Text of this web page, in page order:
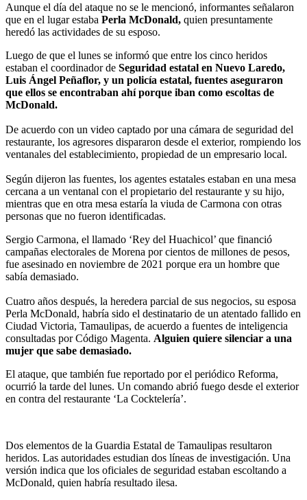
Aunque el día del ataque no se le mencionó, informantes señalaron
que en el lugar estaba Perla McDonald, quien presuntamente
heredó las actividades de su esposo.
Luego de que el lunes se informó que entre los cinco heridos
estaban el coordinador de Seguridad estatal en Nuevo Laredo,
Luis Ángel Peñaflor, y un policía estatal, fuentes aseguraron
que ellos se encontraban ahí porque iban como escoltas de
McDonald.
De acuerdo con un video captado por una cámara de seguridad del
restaurante, los agresores dispararon desde el exterior, rompiendo los
ventanales del establecimiento, propiedad de un empresario local.
Según dijeron las fuentes, los agentes estatales estaban en una mesa
cercana a un ventanal con el propietario del restaurante y su hijo,
mientras que en otra mesa estaría la viuda de Carmona con otras
personas que no fueron identificadas.
Sergio Carmona, el llamado ‘Rey del Huachicol’ que financió
campañas electorales de Morena por cientos de millones de pesos,
fue asesinado en noviembre de 2021 porque era un hombre que
sabía demasiado.
Cuatro años después, la heredera parcial de sus negocios, su esposa
Perla McDonald, habría sido el destinatario de un atentado fallido en
Ciudad Victoria, Tamaulipas, de acuerdo a fuentes de inteligencia
consultadas por Código Magenta. Alguien quiere silenciar a una
mujer que sabe demasiado.
El ataque, que también fue reportado por el periódico Reforma,
ocurrió la tarde del lunes. Un comando abrió fuego desde el exterior
en contra del restaurante ‘La Cocktelería’.
Dos elementos de la Guardia Estatal de Tamaulipas resultaron
heridos. Las autoridades estudian dos líneas de investigación. Una
versión indica que los oficiales de seguridad estaban escoltando a
McDonald, quien habría resultado ilesa.